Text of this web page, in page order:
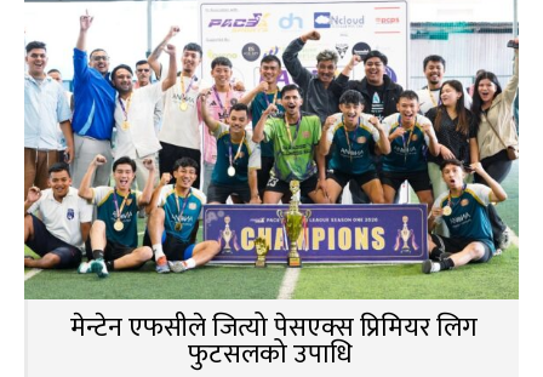
मेन्टेन एफसीले जित्यो पेसएक्स प्रिमियर लिग
फुटसलको उपाधि